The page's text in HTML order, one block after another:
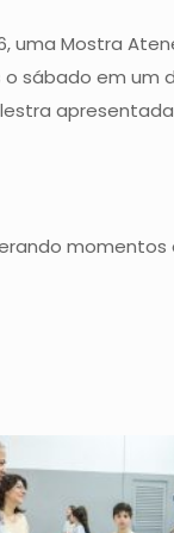
Mostra
sábado em